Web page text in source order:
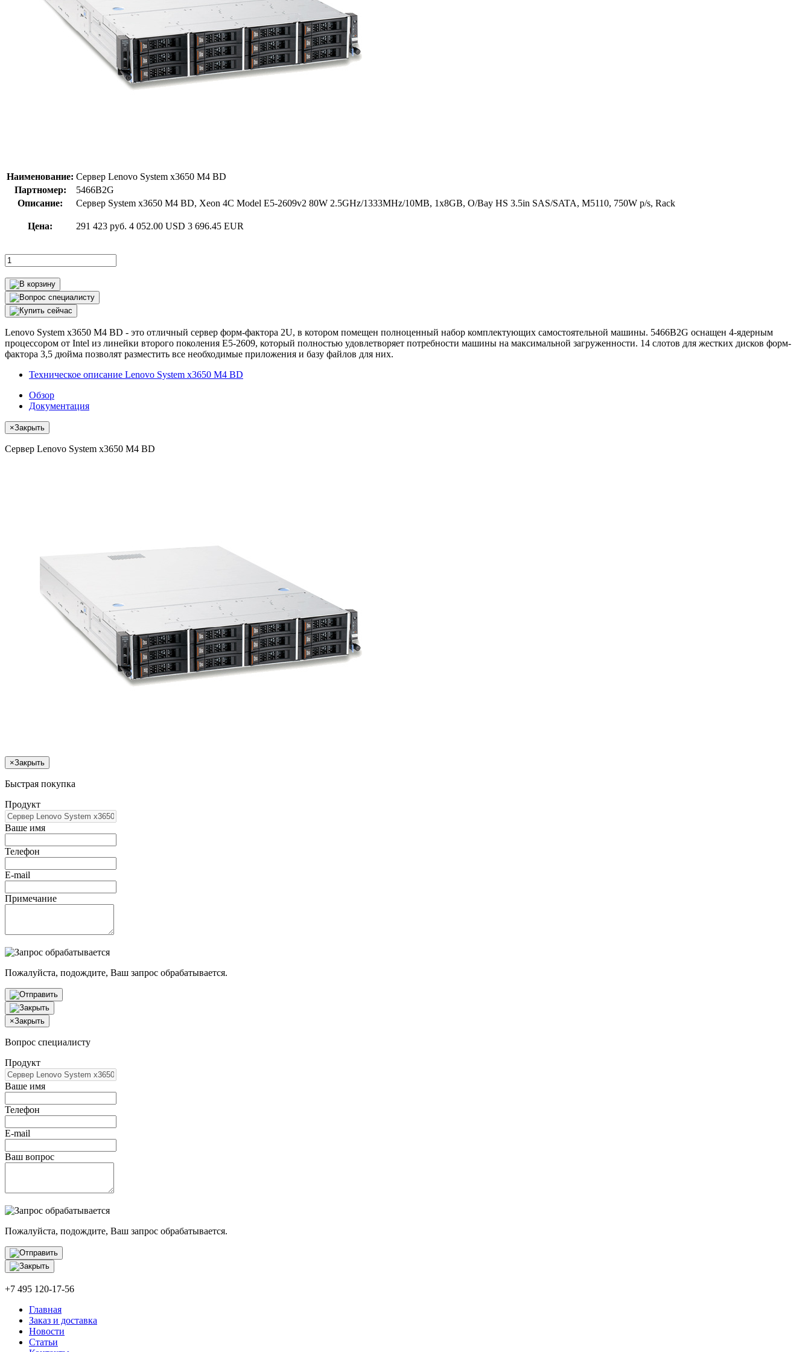
Наименование: Сервер Lenovo System x3650 M4 BD
Партномер:
5466B2G
Описание:
Сервер System x3650 M4 BD, Xeon 4C Model E5-2609v2 80W 2.5GHz/1333MHz/10MB, 1x8GB, O/Bay HS 3.5in SAS/SATA, M5110, 750W p/s, Rack
Цена: 291 423 руб. 4 052.00 USD 3 696.45 EUR
Lenovo System x3650 M4 BD - это отличный сервер форм-фактора 2U, в котором помещен полноценный набор комплектующих самостоятельной машины. 5466B2G оснащен 4-ядерным
процессором от Intel из линейки второго поколения E5-2609, который полностью удовлетворяет потребности машины на максимальной загруженности. 14 слотов для жестких дисков форм-
фактора 3,5 дюйма позволят разместить все необходимые приложения и базу файлов для них.
Техническое описание Lenovo System x3650 M4 BD
Обзор
Документация
×Закрыть
Сервер Lenovo System x3650 M4 BD
×Закрыть
Быстрая покупка
Продукт
Ваше имя
Телефон
E-mail
Примечание
Пожалуйста, подождите, Ваш запрос обрабатывается.
×Закрыть
Вопрос специалисту
Продукт
Ваше имя
Телефон
E-mail
Ваш вопрос
Пожалуйста, подождите, Ваш запрос обрабатывается.
+7 495 120-17-56
Главная
Заказ и доставка
Новости
Статьи